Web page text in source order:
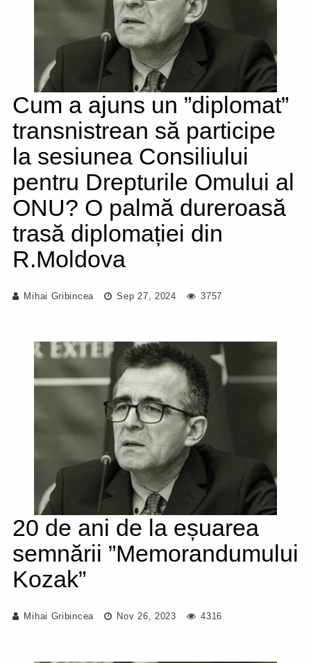
Cum a ajuns un ”diplomat”
transnistrean să participe
la sesiunea Consiliului
pentru Drepturile Omului al
ONU? O palmă dureroasă
trasă diplomației din
R.Moldova
Mihai Gribincea Sep 27, 2024 3757
20 de ani de la eșuarea
semnării ”Memorandumului
Kozak”
Mihai Gribincea Nov 26, 2023 4316